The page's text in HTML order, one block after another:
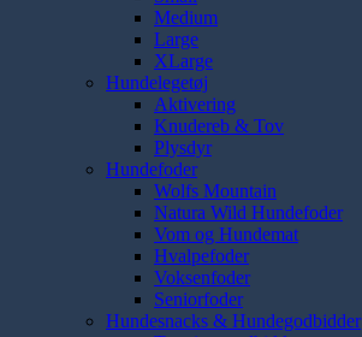
Medium
Large
XLarge
Hundelegetøj
Aktivering
Knudereb & Tov
Plysdyr
Hundefoder
Wolfs Mountain
Natura Wild Hundefoder
Vom og Hundemat
Hvalpefoder
Voksenfoder
Seniorfoder
Hundesnacks & Hundegodbidder